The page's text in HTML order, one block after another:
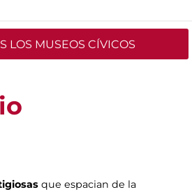
LOS MUSEOS CÍVICOS
que espacian de la